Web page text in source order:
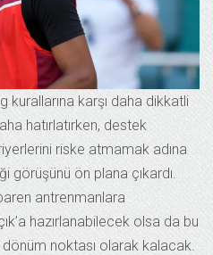
kurallarına karşı daha dikkatli
hatırlatırken, destek
riske atmamak adına
görüşünü ön plana çıkardı.
antrenmanlara
hazırlanabilecek olsa da bu
noktası olarak kalacak.